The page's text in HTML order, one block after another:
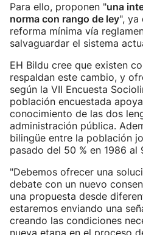
Para ello, proponen "una
norma con rango de ley", ya
reforma mínima vía
salvaguardar el sistema
EH Bildu cree que existen
respaldan este cambio, y
según la VII Encuesta
población encuestada
conocimiento de las dos
administración pública.
bilingüe entre la población
pasado del 50 % en 1986 al
"Debemos ofrecer una
debate con un nuevo
una propuesta desde
estaremos enviando una
creando las condiciones
nueva etapa en el proceso